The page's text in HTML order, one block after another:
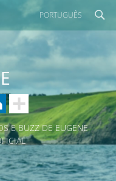
PORTUGUÊS
E BUZZ DE EUGENE